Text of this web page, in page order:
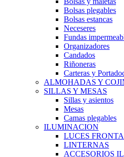
Bolsas plegables
Bolsas estancas
Neceseres
Fundas
Organizadores
Candados
Riñoneras
Carteras y
ALMOHADAS Y
SILLAS Y MESAS
Sillas y asientos
Mesas
Camas plegables
ILUMINACION
LUCES
LINTERNAS
ACCESORIOS